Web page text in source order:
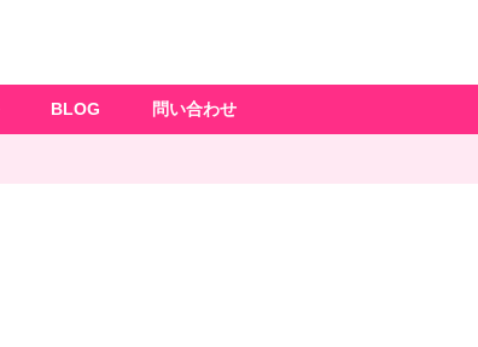
BLOG 問い合わせ